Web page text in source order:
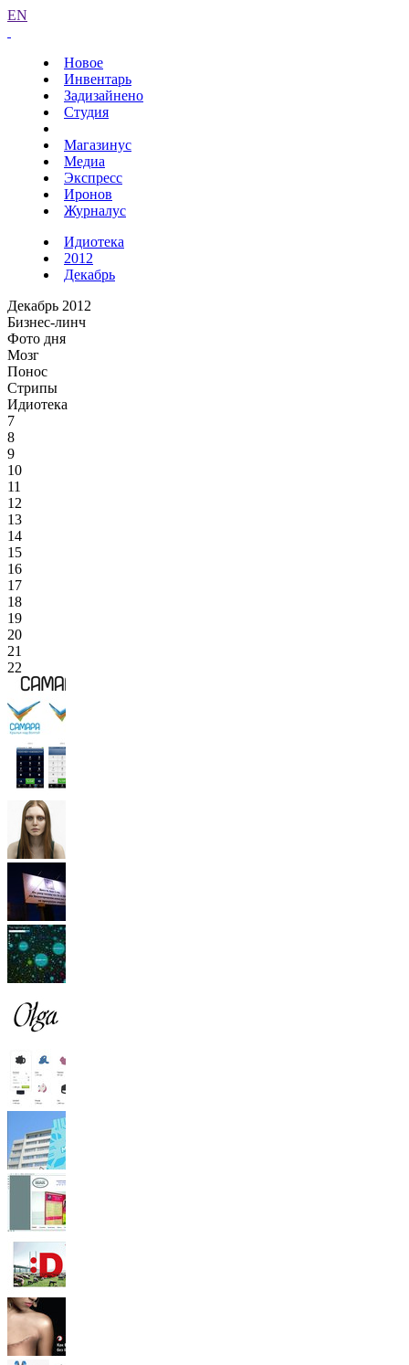
EN
Новое
Инвентарь
Задизайнено
Студия
Магазинус
Медиа
Экспресс
Иронов
Журналус
Идиотека
2012
Декабрь
Декабрь 2012
Бизнес-линч
Фото дня
Мозг
Понос
Стрипы
Идиотека
7
8
9
10
11
12
13
14
15
16
17
18
19
20
21
22